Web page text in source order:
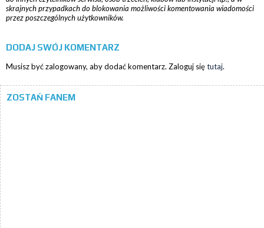
skrajnych przypadkach do blokowania możliwości komentowania wiadomości
przez poszczególnych użytkowników.
DODAJ SWÓJ KOMENTARZ
Musisz być zalogowany, aby dodać komentarz. Zaloguj siętutaj.
ZOSTAŃ FANEM